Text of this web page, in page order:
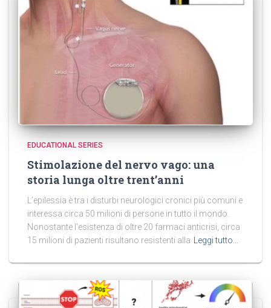
EDUCATIONAL SERIES
Stimolazione del nervo vago: una
storia lunga oltre trent’anni
L’epilessia è tra i disturbi neurologici cronici più comuni e
interessa circa 50 milioni di persone in tutto il mondo.
Nonostante l’esistenza di oltre 20 farmaci anticrisi, circa
15 milioni di pazienti risultano resistenti alla Leggi tutto…